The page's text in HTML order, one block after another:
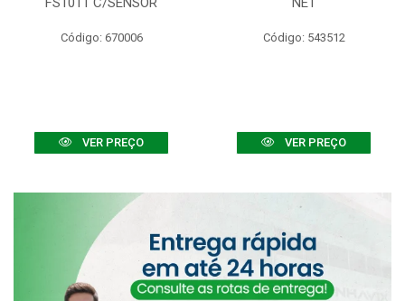
Código: 670006
VER PREÇO
Código: 543512
VER PREÇO